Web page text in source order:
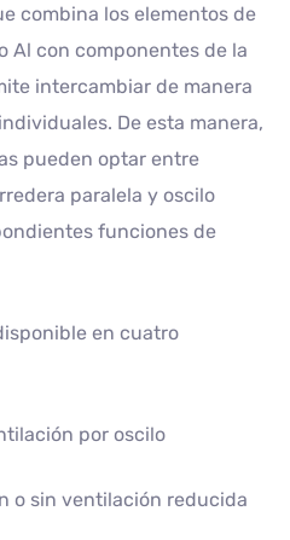
combina los elementos de
Al con componentes de la
intercambiar de manera
De esta manera,
pueden optar entre
paralela y oscilo
funciones de
en cuatro
por oscilo
o sin ventilación reducida